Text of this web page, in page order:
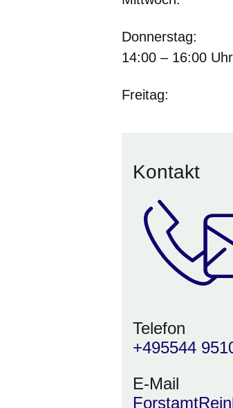
14:00 – 16:00 Uhr
Kontakt
Telefon
+495544
E-Mail